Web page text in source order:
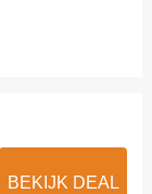
BEKIJK DEAL